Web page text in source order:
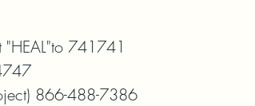
"HEAL"to 741741
866-488-7386